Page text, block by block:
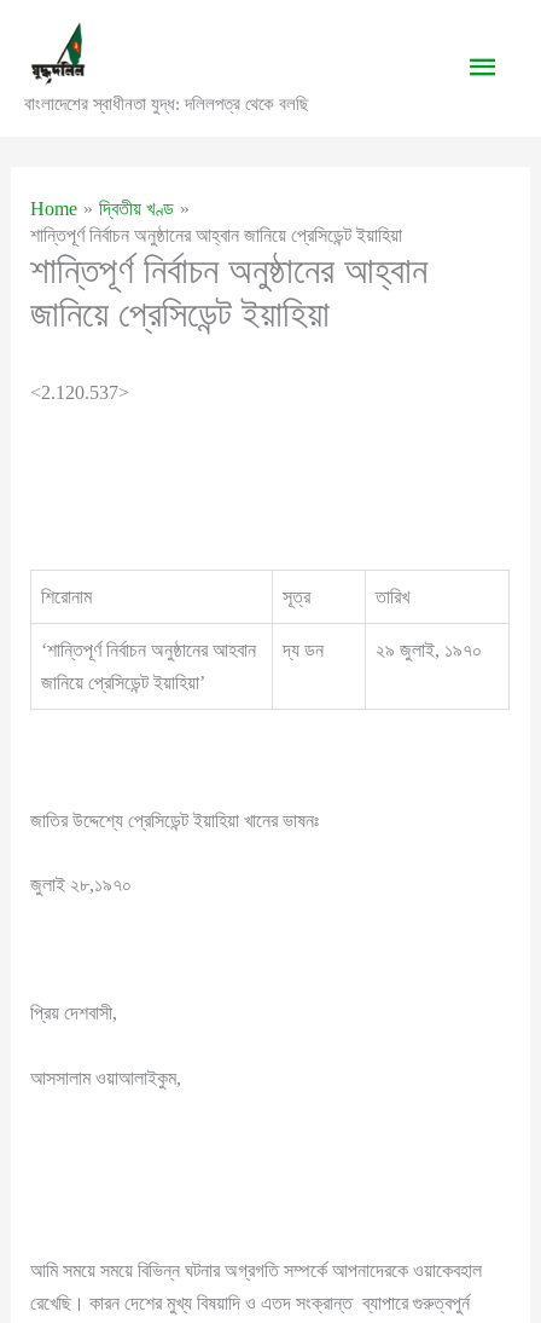
content
বাংলাদেশের স্বাধীনতা যুদ্ধ: দলিলপত্র থেকে বলছি
Main
Home
দ্বিতীয় খণ্ড
শান্তিপূর্ণ নির্বাচন অনুষ্ঠানের আহ্বান জানিয়ে প্রেসিডেন্ট ইয়াহিয়া
শান্তিপূর্ণ নির্বাচন অনুষ্ঠানের আহ্বান
জানিয়ে প্রেসিডেন্ট ইয়াহিয়া
<2.120.537>
শিরোনাম সূত্র তারিখ
‘শান্তিপূর্ণ নির্বাচন অনুষ্ঠানের আহবান
জানিয়ে প্রেসিডেন্ট ইয়াহিয়া’
দ্য ডন ২৯ জুলাই, ১৯৭০
জাতির উদ্দেশ্যে প্রেসিডেন্ট ইয়াহিয়া খানের ভাষনঃ
জুলাই ২৮,১৯৭০
প্রিয় দেশবাসী,
আসসালাম ওয়াআলাইকুম,
আমি সময়ে সময়ে বিভিন্ন ঘটনার অগ্রগতি সম্পর্কে আপনাদেরকে ওয়াকেবহাল
রেখেছি। কারন দেশের মুখ্য বিষয়াদি ও এতদ সংক্রান্ত ব্যাপারে গুরুত্বপুর্ন